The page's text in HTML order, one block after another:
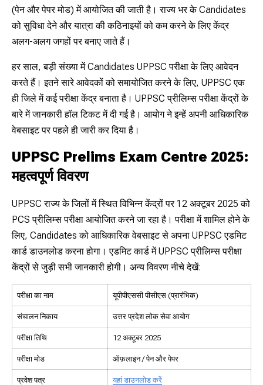
(पेन और पेपर मोड) में आयोजित की जाती है। राज्य भर के Candidates
को सुविधा देने और यात्रा की कठिनाइयों को कम करने के लिए केंद्र
अलग-अलग जगहों पर बनाए जाते हैं।
हर साल, बड़ी संख्या में Candidates UPPSC परीक्षा के लिए आवेदन
करते हैं। इतने सारे आवेदकों को समायोजित करने के लिए, UPPSC एक
ही जिले में कई परीक्षा केंद्र बनाता है। UPPSC प्रीलिम्स परीक्षा केंद्रों के
बारे में जानकारी हॉल टिकट में दी गई है। आयोग ने इन्हें अपनी आधिकारिक
वेबसाइट पर पहले ही जारी कर दिया है।
UPPSC Prelims Exam Centre 2025:
महत्वपूर्ण विवरण
UPPSC राज्य के जिलों में स्थित विभिन्न केंद्रों पर 12 अक्टूबर 2025 को
PCS प्रीलिम्स परीक्षा आयोजित करने जा रहा है। परीक्षा में शामिल होने के
लिए, Candidates को आधिकारिक वेबसाइट से अपना UPPSC एडमिट
कार्ड डाउनलोड करना होगा। एडमिट कार्ड में UPPSC प्रीलिम्स परीक्षा
केंद्रों से जुड़ी सभी जानकारी होगी। अन्य विवरण नीचे देखें:
परीक्षा का नाम यूपीपीएससी पीसीएस (प्रारंभिक)
संचालन निकाय उत्तर प्रदेश लोक सेवा आयोग
परीक्षा तिथि 12 अक्टूबर 2025
परीक्षा मोड ऑफ़लाइन / पेन और पेपर
प्रवेश पत्र यहां डाउनलोड करें